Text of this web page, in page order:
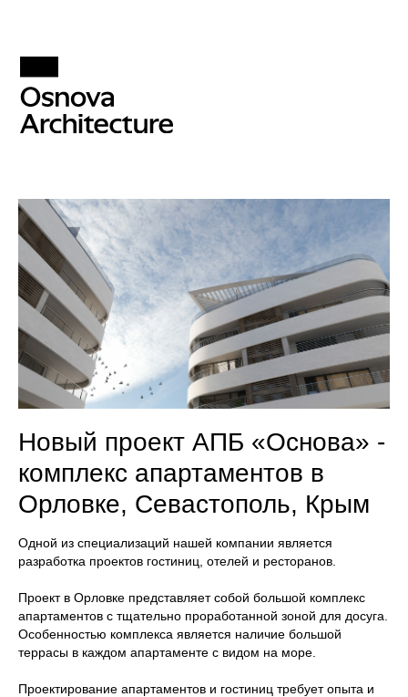
Новый проект АПБ «Основа» -
комплекс апартаментов в
Орловке, Севастополь, Крым
Одной из специализаций нашей компании является
разработка проектов гостиниц, отелей и ресторанов.
Проект в Орловке представляет собой большой комплекс
апартаментов с тщательно проработанной зоной для досуга.
Особенностью комплекса является наличие большой
террасы в каждом апартаменте с видом на море.
Проектирование апартаментов и гостиниц требует опыта и